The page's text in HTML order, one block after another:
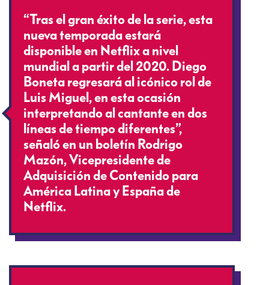
“Tras el gran éxito de la serie, esta
nueva temporada estará
disponible en Netflix a nivel
mundial a partir del 2020. Diego
Boneta regresará al icónico rol de
Luis Miguel, en esta ocasión
interpretando al cantante en dos
líneas de tiempo diferentes”,
señaló en un boletín Rodrigo
Mazón, Vicepresidente de
Adquisición de Contenido para
América Latina y España de
Netflix.